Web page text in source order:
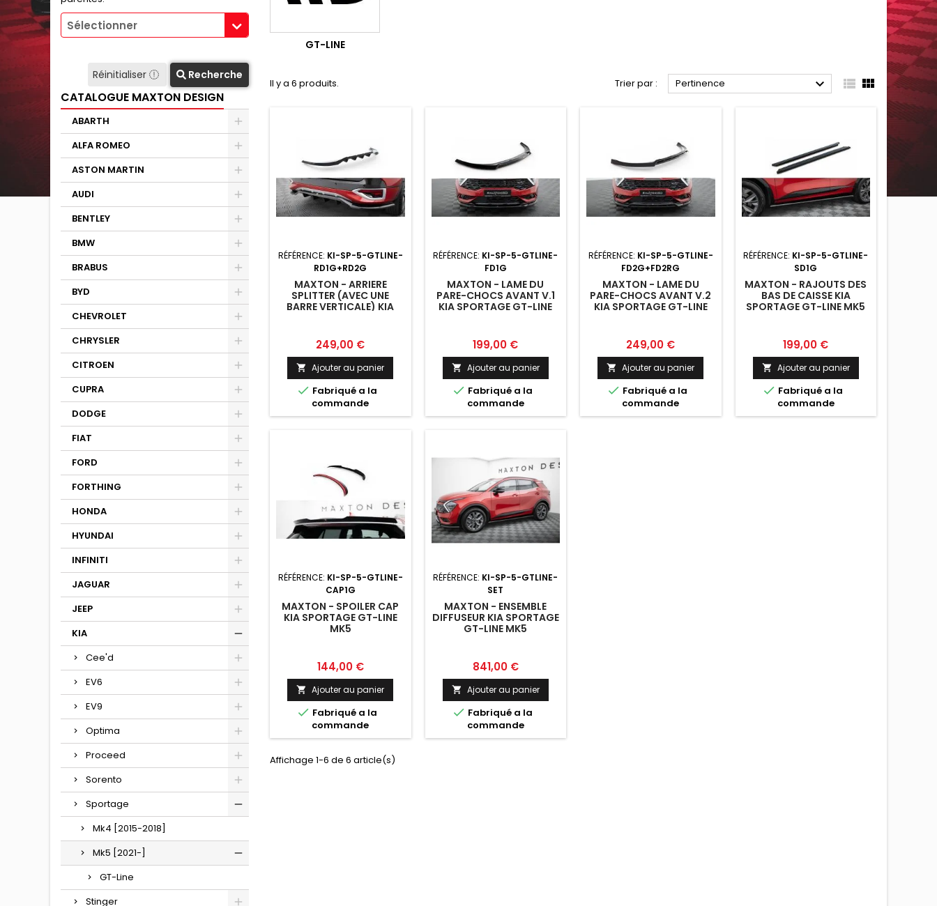
Sélectionner
Réinitialiser Recherche
CATALOGUE MAXTON DESIGN
ABARTH
ALFA ROMEO
ASTON MARTIN
AUDI
BENTLEY
BMW
BRABUS
BYD
CHEVROLET
CHRYSLER
CITROEN
CUPRA
DODGE
FIAT
FORD
FORTHING
HONDA
HYUNDAI
INFINITI
JAGUAR
JEEP
KIA
Cee'd
EV6
EV9
Optima
Proceed
Sorento
Sportage
Mk4 [2015-2018]
Mk5 [2021-]
GT-Line
Stinger
GT-LINE
Il y a 6 produits. Trier par : Pertinence   
RÉFÉRENCE: KI-SP-5-GTLINE-
RD1G+RD2G
MAXTON - ARRIERE
SPLITTER (AVEC UNE
BARRE VERTICALE) KIA
Prix
249,00 €
 Ajouter au panier
 Fabriqué a la
commande
RÉFÉRENCE: KI-SP-5-GTLINE-
FD1G
MAXTON - LAME DU
PARE-CHOCS AVANT V.1
KIA SPORTAGE GT-LINE
Prix
199,00 €
 Ajouter au panier
 Fabriqué a la
commande
RÉFÉRENCE: KI-SP-5-GTLINE-
FD2G+FD2RG
MAXTON - LAME DU
PARE-CHOCS AVANT V.2
KIA SPORTAGE GT-LINE
Prix
249,00 €
 Ajouter au panier
 Fabriqué a la
commande
RÉFÉRENCE: KI-SP-5-GTLINE-
SD1G
MAXTON - RAJOUTS DES
BAS DE CAISSE KIA
SPORTAGE GT-LINE MK5
Prix
199,00 €
 Ajouter au panier
 Fabriqué a la
commande
RÉFÉRENCE: KI-SP-5-GTLINE-
CAP1G
MAXTON - SPOILER CAP
KIA SPORTAGE GT-LINE
MK5
Prix
144,00 €
 Ajouter au panier
 Fabriqué a la
commande
RÉFÉRENCE: KI-SP-5-GTLINE-
SET
MAXTON - ENSEMBLE
DIFFUSEUR KIA SPORTAGE
GT-LINE MK5
Prix
841,00 €
 Ajouter au panier
 Fabriqué a la
commande
Affichage 1-6 de 6 article(s)